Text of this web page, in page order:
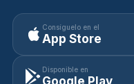
Consíguelo en el
App Store
Disponible en
Google Play